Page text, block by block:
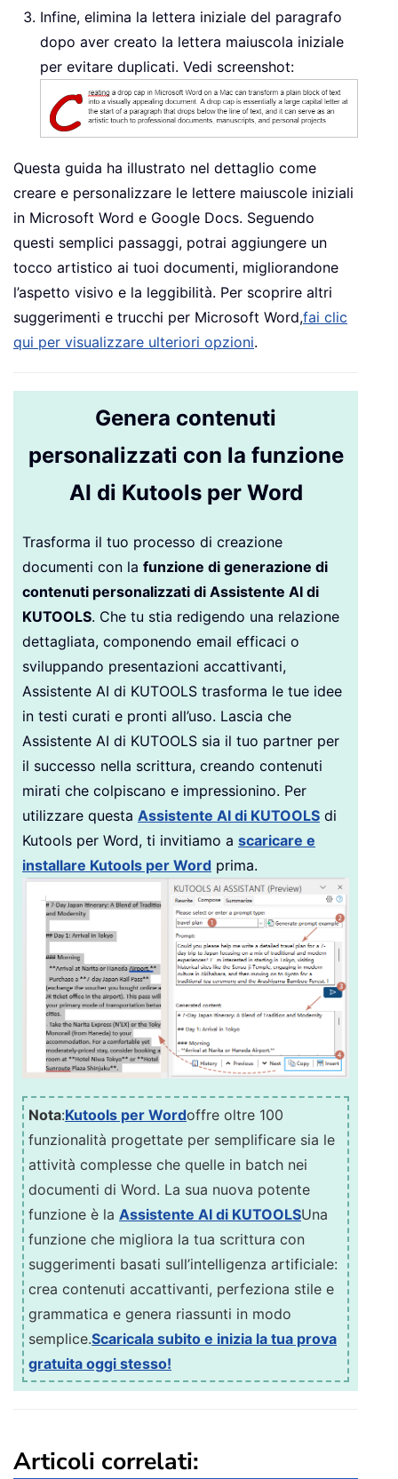
Infine, elimina la lettera iniziale del paragrafo
dopo aver creato la lettera maiuscola iniziale
per evitare duplicati. Vedi screenshot:
Questa guida ha illustrato nel dettaglio come
creare e personalizzare le lettere maiuscole iniziali
in Microsoft Word e Google Docs. Seguendo
questi semplici passaggi, potrai aggiungere un
tocco artistico ai tuoi documenti, migliorandone
l’aspetto visivo e la leggibilità. Per scoprire altri
suggerimenti e trucchi per Microsoft Word,fai clic
qui per visualizzare ulteriori opzioni.
Genera contenuti
personalizzati con la funzione
AI di Kutools per Word
Trasforma il tuo processo di creazione
documenti con la funzione di generazione di
contenuti personalizzati di Assistente AI di
KUTOOLS. Che tu stia redigendo una relazione
dettagliata, componendo email efficaci o
sviluppando presentazioni accattivanti,
Assistente AI di KUTOOLS trasforma le tue idee
in testi curati e pronti all’uso. Lascia che
Assistente AI di KUTOOLS sia il tuo partner per
il successo nella scrittura, creando contenuti
mirati che colpiscano e impressionino. Per
utilizzare questa Assistente AI di KUTOOLS di
Kutools per Word, ti invitiamo a scaricare e
installare Kutools per Word prima.
Nota:Kutools per Wordoffre oltre 100
funzionalità progettate per semplificare sia le
attività complesse che quelle in batch nei
documenti di Word. La sua nuova potente
funzione è la Assistente AI di KUTOOLSUna
funzione che migliora la tua scrittura con
suggerimenti basati sull’intelligenza artificiale:
crea contenuti accattivanti, perfeziona stile e
grammatica e genera riassunti in modo
semplice.Scaricala subito e inizia la tua prova
gratuita oggi stesso!
Articoli correlati: